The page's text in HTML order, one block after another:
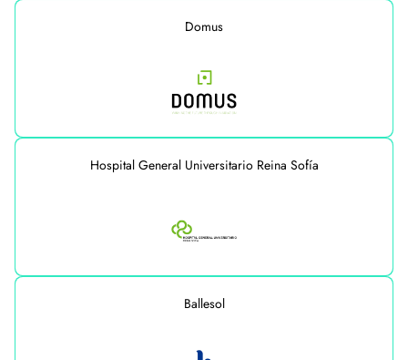
Domus
Hospital General Universitario Reina Sofía
Ballesol